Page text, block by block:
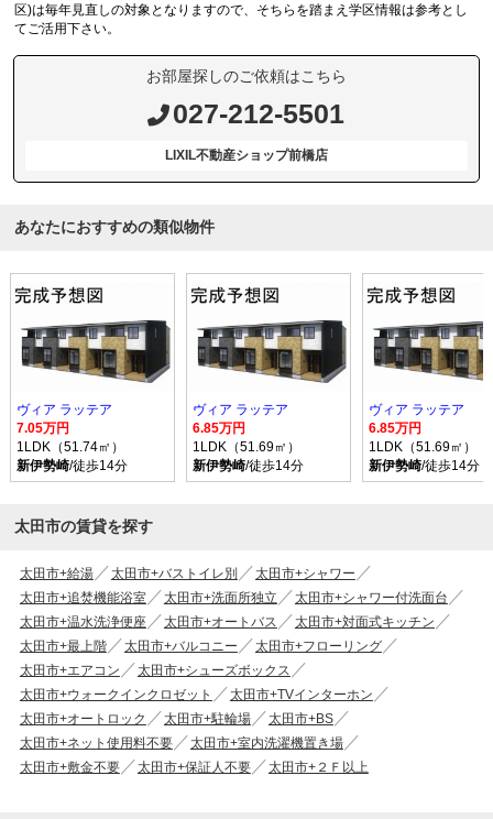
区)は毎年見直しの対象となりますので、そちらを踏まえ学区情報は参考とし
てご活用下さい。
お部屋探しのご依頼はこちら
027-212-5501
LIXIL不動産ショップ前橋店
あなたにおすすめの類似物件
ヴィア ラッテア
7.05万円
1LDK（51.74㎡）
新伊勢崎/徒歩14分
ヴィア ラッテア
6.85万円
1LDK（51.69㎡）
新伊勢崎/徒歩14分
ヴィア ラッテア
6.85万円
1LDK（51.69㎡）
新伊勢崎/徒歩14分
太田市の賃貸を探す
太田市+給湯 太田市+バストイレ別
太田市+シャワー
太田市+追焚機能浴室
太田市+洗面所独立
太田市+シャワー付洗面台
太田市+温水洗浄便座
太田市+オートバス
太田市+対面式キッチン
太田市+最上階
太田市+バルコニー
太田市+フローリング
太田市+エアコン
太田市+シューズボックス
太田市+ウォークインクロゼット
太田市+TVインターホン
太田市+オートロック
太田市+駐輪場
太田市+BS
太田市+ネット使用料不要
太田市+室内洗濯機置き場
太田市+敷金不要
太田市+保証人不要 太田市+２Ｆ以上